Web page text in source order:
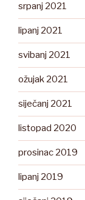
srpanj 2021
lipanj 2021
svibanj 2021
ožujak 2021
siječanj 2021
listopad 2020
prosinac 2019
lipanj 2019